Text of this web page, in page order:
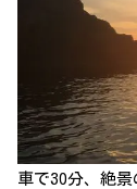
車で30分、絶